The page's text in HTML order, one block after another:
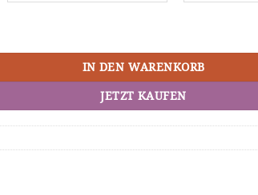
IN DEN WARENKORB
JETZT KAUFEN